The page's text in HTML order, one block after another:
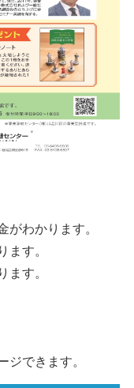
わかります。
す。
す。
できます。